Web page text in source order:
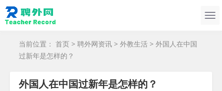
当前位置： 首页 > 聘外网资讯 > 外教生活 > 外国人在中国
过新年是怎样的？
外国人在中国过新年是怎样的？